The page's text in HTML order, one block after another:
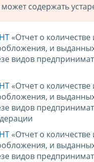
может содержать
«Отчет о
и
видов
«Отчет о
и
видов
«Отчет о
и
видов